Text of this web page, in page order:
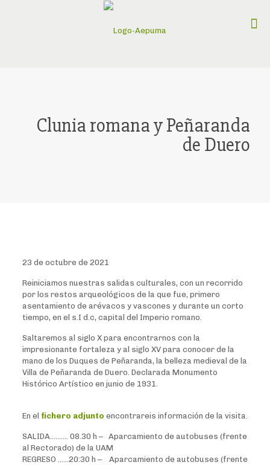
Clunia romana y Peñaranda
de Duero
23 de octubre de 2021
Reiniciamos nuestras salidas culturales, con un recorrido
por los restos arqueológicos de la que fue, primero
asentamiento de arévacos y vascones y durante un corto
tiempo, en el s.I d.c, capital del Imperio romano.
Saltaremos al siglo X para encontrarnos con la
impresionante fortaleza y al siglo XV para conocer de la
mano de los Duques de Peñaranda, la belleza medieval de la
Villa de Peñaranda de Duero. Declarada Monumento
Histórico Artístico en junio de 1931.
En el fichero adjunto encontrareis información de la visita.
SALIDA………. 08.30 h – Aparcamiento de autobuses (frente
al Rectorado) de la UAM
REGRESO ……20:30 h – Aparcamiento de autobuses (frente